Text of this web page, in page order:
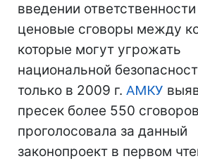
введении ответственности
ценовые сговоры между
которые могут угрожать
национальной
только в 2009 г. АМКУ
пресек более 550
проголосовала за данный
законопроект в первом